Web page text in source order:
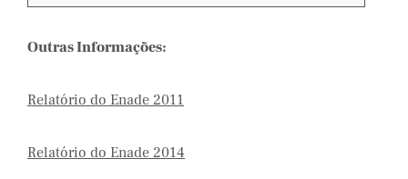
Outras Informações:
Relatório do Enade 2011
Relatório do Enade 2014